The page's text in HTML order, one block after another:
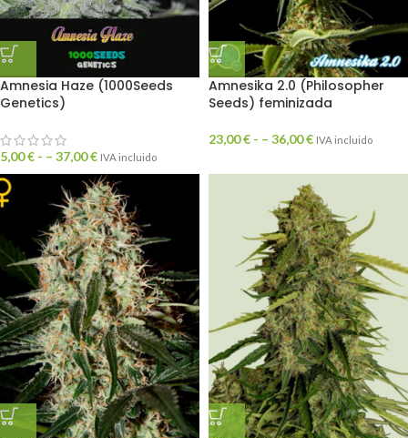
Amnesia Haze (1000Seeds
Genetics)
5,00€ - – 37,00€ IVA incluido
Amnesika 2.0 (Philosopher
Seeds) feminizada
23,00€ - – 36,00€ IVA incluido